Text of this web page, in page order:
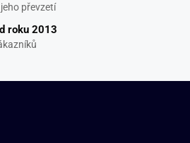
převzetí
roku 2013